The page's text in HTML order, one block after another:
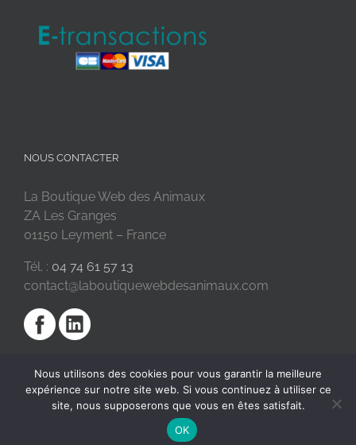
NOUS CONTACTER
La Boutique Web des Animaux
ZA Les Granges
01150 Leyment – France
Tél. : 04 74 61 57 13
contact@laboutiquewebdesanimaux.com
2018 © La Boutique Web des Animaux | Réalisé par
Nous utilisons des cookies pour vous garantir la meilleure
expérience sur notre site web. Si vous continuez à utiliser ce
site, nous supposerons que vous en êtes satisfait.
OK